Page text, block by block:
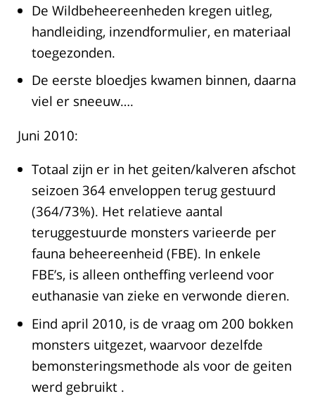
De Wildbeheereenheden kregen uitleg,
handleiding, inzendformulier, en materiaal
toegezonden.
De eerste bloedjes kwamen binnen, daarna
viel er sneeuw….
Juni 2010:
Totaal zijn er in het geiten/kalveren afschot
seizoen 364 enveloppen terug gestuurd
(364/73%). Het relatieve aantal
teruggestuurde monsters varieerde per
fauna beheereenheid (FBE). In enkele
FBE’s, is alleen ontheffing verleend voor
euthanasie van zieke en verwonde dieren.
Eind april 2010, is de vraag om 200 bokken
monsters uitgezet, waarvoor dezelfde
bemonsteringsmethode als voor de geiten
werd gebruikt .